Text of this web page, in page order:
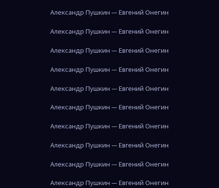
Александр Пушкин — Евгений Онегин
Александр Пушкин — Евгений Онегин
Александр Пушкин — Евгений Онегин
Александр Пушкин — Евгений Онегин
Александр Пушкин — Евгений Онегин
Александр Пушкин — Евгений Онегин
Александр Пушкин — Евгений Онегин
Александр Пушкин — Евгений Онегин
Александр Пушкин — Евгений Онегин
Александр Пушкин — Евгений Онегин